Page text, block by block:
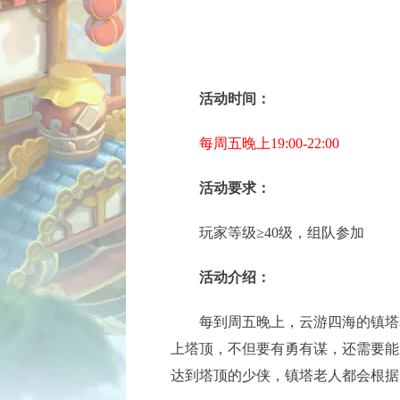
活动时间：
每周五晚上19:00-22:00
活动要求：
玩家等级≥40级，组队参加
活动介绍：
每到周五晚上，云游四海的镇塔
上塔顶，不但要有勇有谋，还需要
达到塔顶的少侠，镇塔老人都会根